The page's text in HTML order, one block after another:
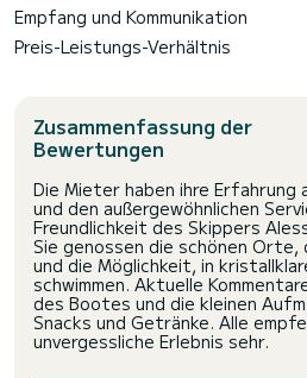
Empfang und Kommunikation
Preis-Leistungs-Verhältnis
Zusammenfassung der
Bewertungen
Die Mieter haben ihre
und den außergewöhnlichen
Freundlichkeit des Skippers
Sie genossen die schönen Orte,
und die Möglichkeit, in
schwimmen. Aktuelle
des Bootes und die kleinen
Snacks und Getränke. Alle
unvergessliche Erlebnis sehr.